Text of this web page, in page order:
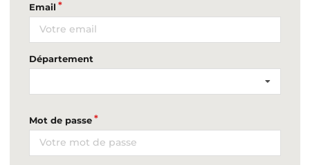
Email
Département
Mot de passe